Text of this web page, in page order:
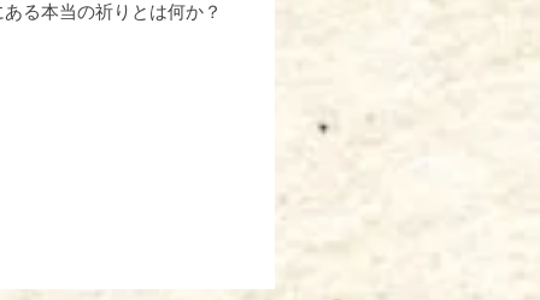
ある本当の祈りとは何か？